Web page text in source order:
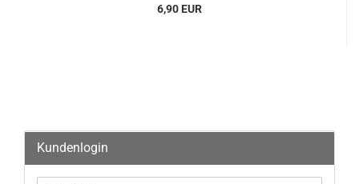
6,90 EUR
Kundenlogin